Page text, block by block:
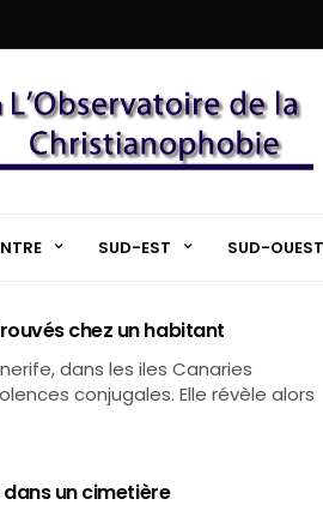
SUD-EST SUD-OUEST
chez un habitant
dans les iles Canaries
conjugales. Elle révèle alors
un cimetière